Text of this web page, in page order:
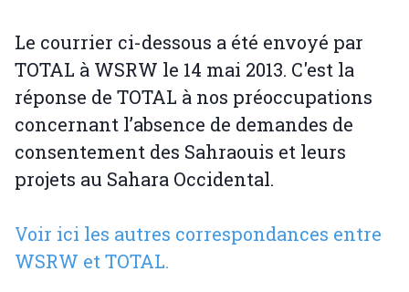
Le courrier ci-dessous a été envoyé par
TOTAL à WSRW le 14 mai 2013. C'est la
réponse de TOTAL à nos préoccupations
concernant l’absence de demandes de
consentement des Sahraouis et leurs
projets au Sahara Occidental.
Voir ici les autres correspondances entre
WSRW et TOTAL.